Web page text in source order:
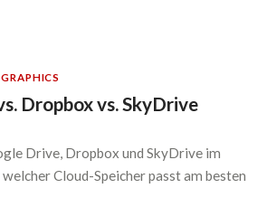
Dropbox vs. SkyDrive
Drive, Dropbox und SkyDrive im
Cloud-Speicher passt am besten